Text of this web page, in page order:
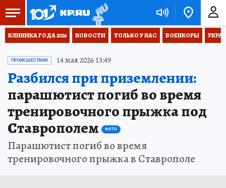
КЛИНИКА ГОДА 2026 НОВОСТИ ТОЛЬКО У НАС ВОЕНКОРЫ
ПРОИСШЕСТВИЯ 14 мая 2026 13:49
Разбился при приземлении:
парашютист погиб во время
тренировочного прыжка под
Ставрополем
ФОТО
Парашютист погиб во время
тренировочного прыжка в Ставрополе